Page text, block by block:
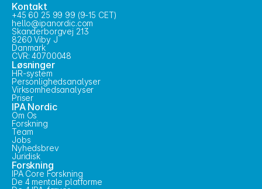
Kontakt
+45 60 25 99 99 (9-15 CET)
hello@ipanordic.com
Skanderborgvej 213
8260 Viby J
Danmark
CVR: 40700048
Løsninger
HR-system
Personlighedsanalyser
Virksomhedsanalyser
Priser
IPA Nordic
Om Os
Forskning
Team
Jobs
Nyhedsbrev
Juridisk
Forskning
IPA Core Forskning
De 4 mentale platforme